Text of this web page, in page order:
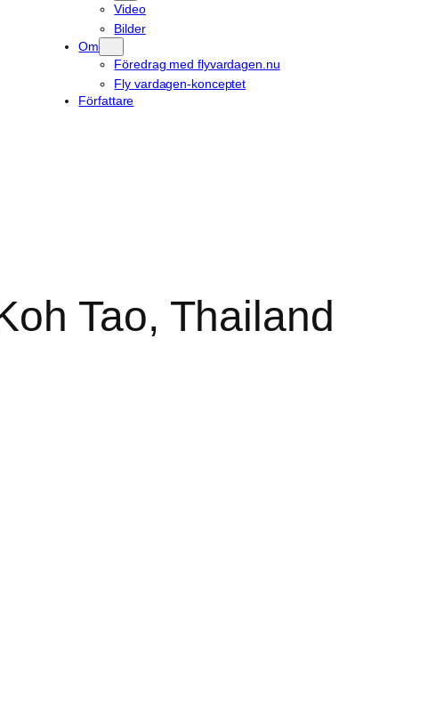
Video
Bilder
Om
Föredrag med flyvardagen.nu
Fly vardagen-konceptet
Författare
Tao, Thailand